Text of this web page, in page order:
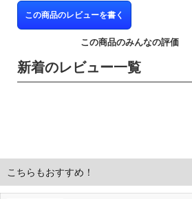
この商品のレビューを書く
この商品のみんなの評価
新着のレビュー一覧
こちらもおすすめ！